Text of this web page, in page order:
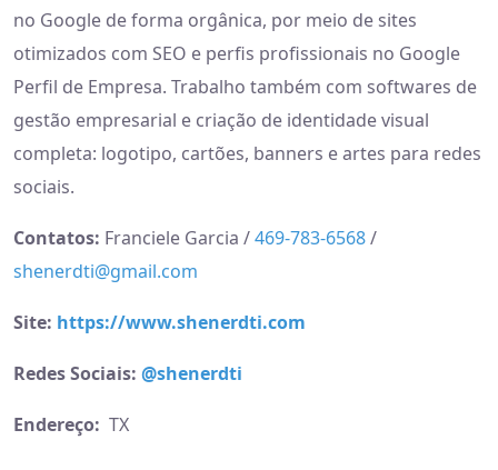
no Google de forma orgânica, por meio de sites
otimizados com SEO e perfis profissionais no Google
Perfil de Empresa. Trabalho também com softwares de
gestão empresarial e criação de identidade visual
completa: logotipo, cartões, banners e artes para redes
sociais.
Contatos: Franciele Garcia /469-783-6568/
shenerdti@gmail.com
Site: https://www.shenerdti.com
Redes Sociais: @shenerdti
Endereço: TX